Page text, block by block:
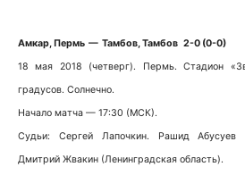
Амкар, Пермь — Тамбов, Тамбов 2-0 (0-0)
18 мая 2018 (четверг). Пермь. Стадион
градусов. Солнечно.
Начало матча — 17:30 (МСК).
Судьи: Сергей Лапочкин. Рашид Абусуев
Дмитрий Жвакин (Ленинградская область).